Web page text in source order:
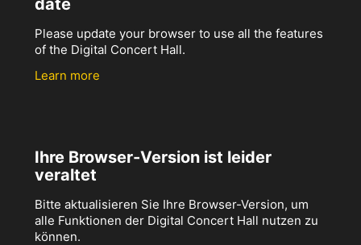
date
Please update your browser to use all the features
of the Digital Concert Hall.
Learn more
Ihre Browser-Version ist leider
veraltet
Bitte aktualisieren Sie Ihre Browser-Version, um
alle Funktionen der Digital Concert Hall nutzen zu
können.